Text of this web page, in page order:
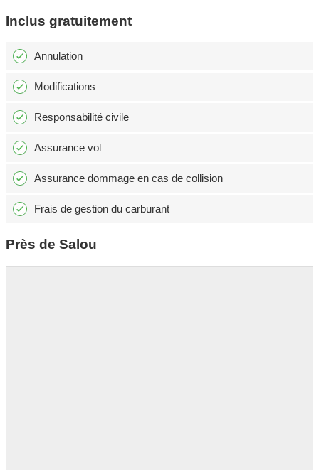
Inclus gratuitement
Annulation
Modifications
Responsabilité civile
Assurance vol
Assurance dommage en cas de collision
Frais de gestion du carburant
Près de Salou